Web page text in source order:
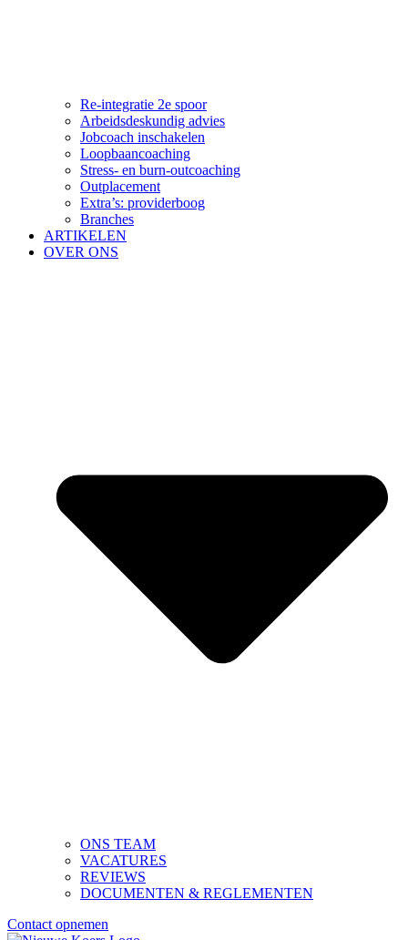
Re-integratie 2e spoor
Arbeidsdeskundig advies
Jobcoach inschakelen
Loopbaancoaching
Stress- en burn-outcoaching
Outplacement
Extra’s: providerboog
Branches
ARTIKELEN
OVER ONS
ONS TEAM
VACATURES
REVIEWS
DOCUMENTEN & REGLEMENTEN
Contact opnemen